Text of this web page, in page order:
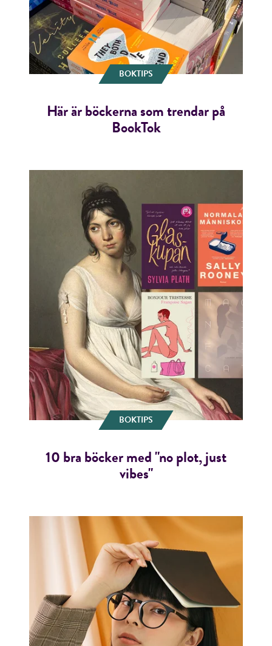
BOKTIPS
Här är böckerna som trendar på
BookTok
BOKTIPS
10 bra böcker med "no plot, just
vibes"